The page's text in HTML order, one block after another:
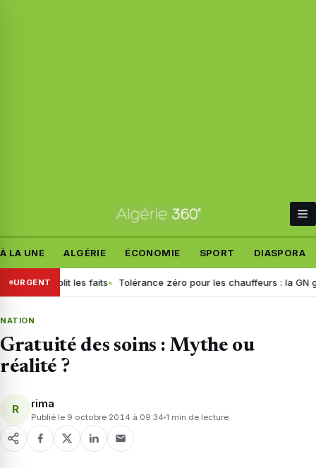
À LA UNE ALGÉRIE ÉCONOMIE SPORT DIASPORA
URGENT
rétablit les faits Tolérance zéro pour les chauffeurs : la GN
NATION
Gratuité des soins : Mythe ou
réalité ?
R rima
Publié le 9 octobre 2014 à 09:34 1 min de lecture